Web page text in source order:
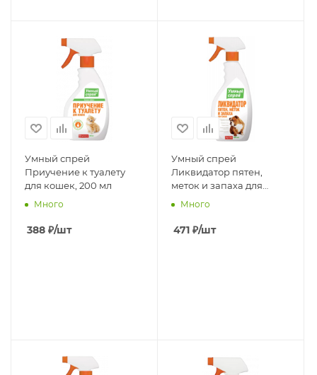
Умный спрей
Приучение к туалету
для кошек, 200 мл
Много
388 ₽/шт
Умный спрей
Ликвидатор пятен,
меток и запаха для
собак, 500 мл
Много
471 ₽/шт